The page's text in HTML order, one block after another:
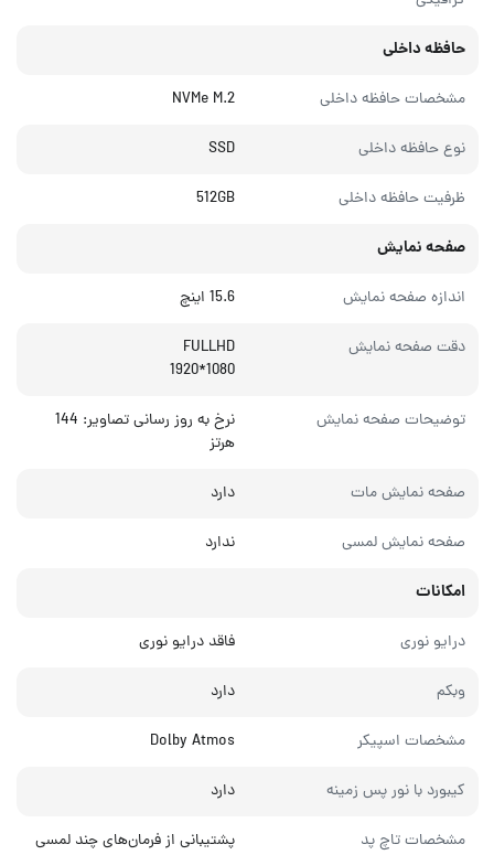
حافظه داخلی
مشخصات حافظه داخلی NVMe M.2
نوع حافظه داخلی SSD
ظرفیت حافظه داخلی 512GB
صفحه نمایش
اندازه صفحه نمایش 15.6 اینچ
دقت صفحه نمایش
FULLHD
1080*1920
توضیحات صفحه نمایش
نرخ به روز رسانی تصاویر: 144
هرتز
صفحه نمایش مات دارد
صفحه نمایش لمسی ندارد
امکانات
درایو نوری فاقد درایو نوری
وبکم دارد
مشخصات اسپیکر Dolby Atmos
کیبورد با نور پس زمینه دارد
مشخصات تاچ پد پشتیبانی از فرمان‌های چند لمسی